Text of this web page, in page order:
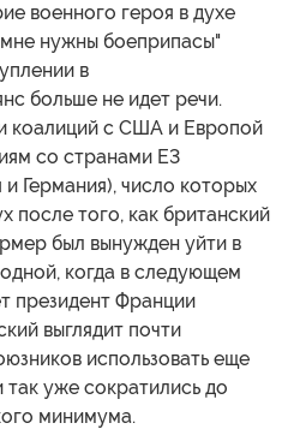
военного героя в духе
нужны боеприпасы"
в
больше не идет речи.
коалиций с США и Европой
со странами Е3
Германия), число которых
после того, как британский
был вынужден уйти в
когда в следующем
президент Франции
выглядит почти
использовать еще
уже сократились до
минимума.